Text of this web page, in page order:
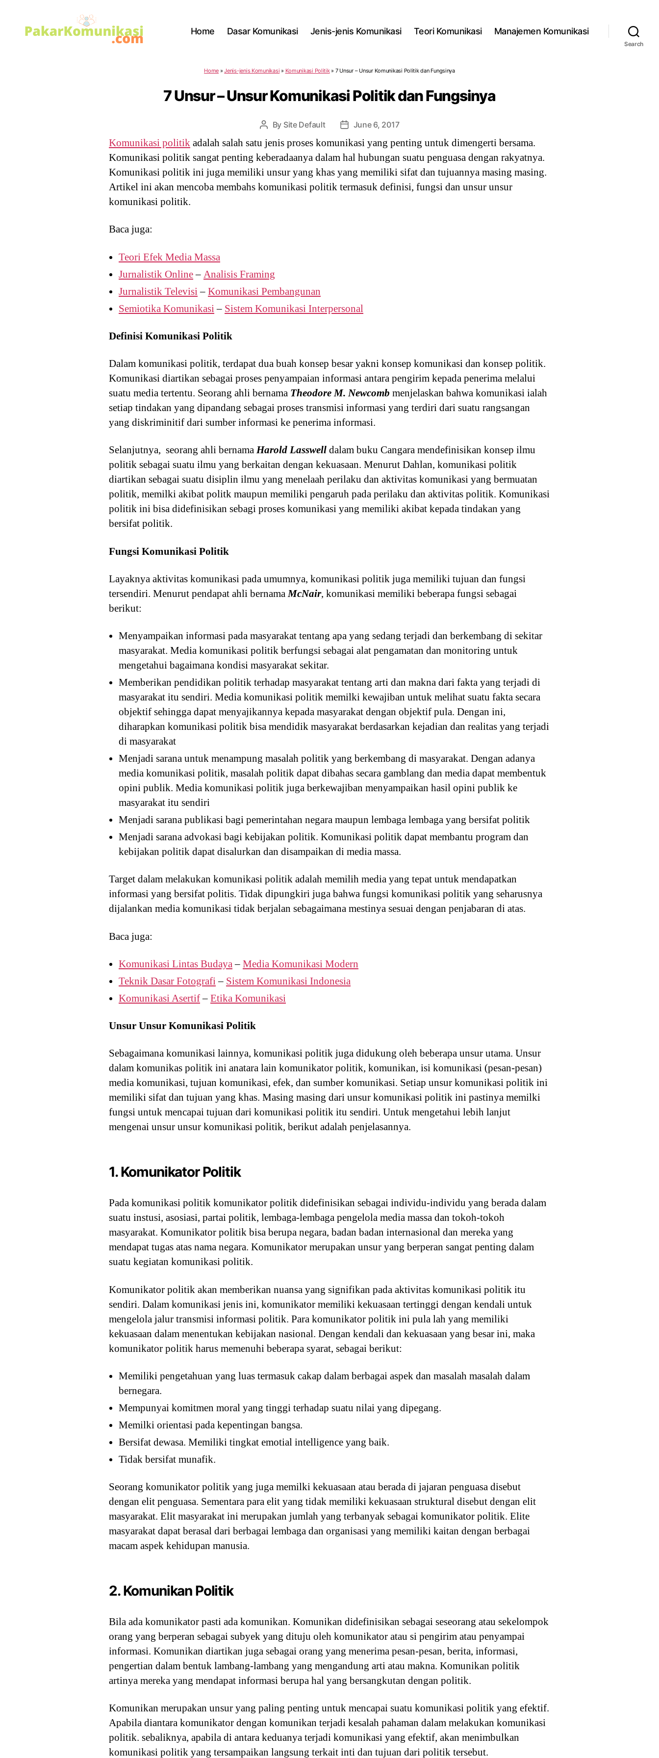
Home Dasar Komunikasi Jenis-jenis Komunikasi Teori Komunikasi Manajemen Komunikasi
Search
Home »Jenis-jenis Komunikasi » Komunikasi Politik» 7 Unsur – Unsur Komunikasi Politik dan Fungsinya
7 Unsur – Unsur Komunikasi Politik dan Fungsinya
Post
author
By Site Default
Post
date
June 6, 2017
Komunikasi politik adalah salah satu jenis proses komunikasi yang penting untuk dimengerti bersama.
Komunikasi politik sangat penting keberadaanya dalam hal hubungan suatu penguasa dengan rakyatnya.
Komunikasi politik ini juga memiliki unsur yang khas yang memiliki sifat dan tujuannya masing masing.
Artikel ini akan mencoba membahs komunikasi politik termasuk definisi, fungsi dan unsur unsur
komunikasi politik.
Baca juga:
Teori Efek Media Massa
Jurnalistik Online– Analisis Framing
Jurnalistik Televisi – Komunikasi Pembangunan
Semiotika Komunikasi – Sistem Komunikasi Interpersonal
Definisi Komunikasi Politik
Dalam komunikasi politik, terdapat dua buah konsep besar yakni konsep komunikasi dan konsep politik.
Komunikasi diartikan sebagai proses penyampaian informasi antara pengirim kepada penerima melalui
suatu media tertentu. Seorang ahli bernama Theodore M. Newcomb menjelaskan bahwa komunikasi ialah
setiap tindakan yang dipandang sebagai proses transmisi informasi yang terdiri dari suatu rangsangan
yang diskriminitif dari sumber informasi ke penerima informasi.
Selanjutnya, seorang ahli bernama Harold Lasswell dalam buku Cangara mendefinisikan konsep ilmu
politik sebagai suatu ilmu yang berkaitan dengan kekuasaan. Menurut Dahlan, komunikasi politik
diartikan sebagai suatu disiplin ilmu yang menelaah perilaku dan aktivitas komunikasi yang bermuatan
politik, memilki akibat politk maupun memiliki pengaruh pada perilaku dan aktivitas politik. Komunikasi
politik ini bisa didefinisikan sebagi proses komunikasi yang memiliki akibat kepada tindakan yang
bersifat politik.
Fungsi Komunikasi Politik
Layaknya aktivitas komunikasi pada umumnya, komunikasi politik juga memiliki tujuan dan fungsi
tersendiri. Menurut pendapat ahli bernama McNair, komunikasi memiliki beberapa fungsi sebagai
berikut:
Menyampaikan informasi pada masyarakat tentang apa yang sedang terjadi dan berkembang di sekitar
masyarakat. Media komunikasi politik berfungsi sebagai alat pengamatan dan monitoring untuk
mengetahui bagaimana kondisi masyarakat sekitar.
Memberikan pendidikan politik terhadap masyarakat tentang arti dan makna dari fakta yang terjadi di
masyarakat itu sendiri. Media komunikasi politik memilki kewajiban untuk melihat suatu fakta secara
objektif sehingga dapat menyajikannya kepada masyarakat dengan objektif pula. Dengan ini,
diharapkan komunikasi politik bisa mendidik masyarakat berdasarkan kejadian dan realitas yang terjadi
di masyarakat
Menjadi sarana untuk menampung masalah politik yang berkembang di masyarakat. Dengan adanya
media komunikasi politik, masalah politik dapat dibahas secara gamblang dan media dapat membentuk
opini publik. Media komunikasi politik juga berkewajiban menyampaikan hasil opini publik ke
masyarakat itu sendiri
Menjadi sarana publikasi bagi pemerintahan negara maupun lembaga lembaga yang bersifat politik
Menjadi sarana advokasi bagi kebijakan politik. Komunikasi politik dapat membantu program dan
kebijakan politik dapat disalurkan dan disampaikan di media massa.
Target dalam melakukan komunikasi politik adalah memilih media yang tepat untuk mendapatkan
informasi yang bersifat politis. Tidak dipungkiri juga bahwa fungsi komunikasi politik yang seharusnya
dijalankan media komunikasi tidak berjalan sebagaimana mestinya sesuai dengan penjabaran di atas.
Baca juga:
Komunikasi Lintas Budaya – Media Komunikasi Modern
Teknik Dasar Fotografi – Sistem Komunikasi Indonesia
Komunikasi Asertif– Etika Komunikasi
Unsur Unsur Komunikasi Politik
Sebagaimana komunikasi lainnya, komunikasi politik juga didukung oleh beberapa unsur utama. Unsur
dalam komunikas politik ini anatara lain komunikator politik, komunikan, isi komunikasi (pesan-pesan)
media komunikasi, tujuan komunikasi, efek, dan sumber komunikasi. Setiap unsur komunikasi politik ini
memiliki sifat dan tujuan yang khas. Masing masing dari unsur komunikasi politik ini pastinya memilki
fungsi untuk mencapai tujuan dari komunikasi politik itu sendiri. Untuk mengetahui lebih lanjut
mengenai unsur unsur komunikasi politik, berikut adalah penjelasannya.
1. Komunikator Politik
Pada komunikasi politik komunikator politik didefinisikan sebagai individu-individu yang berada dalam
suatu instusi, asosiasi, partai politik, lembaga-lembaga pengelola media massa dan tokoh-tokoh
masyarakat. Komunikator politik bisa berupa negara, badan badan internasional dan mereka yang
mendapat tugas atas nama negara. Komunikator merupakan unsur yang berperan sangat penting dalam
suatu kegiatan komunikasi politik.
Komunikator politik akan memberikan nuansa yang signifikan pada aktivitas komunikasi politik itu
sendiri. Dalam komunikasi jenis ini, komunikator memiliki kekuasaan tertinggi dengan kendali untuk
mengelola jalur transmisi informasi politik. Para komunikator politik ini pula lah yang memiliki
kekuasaan dalam menentukan kebijakan nasional. Dengan kendali dan kekuasaan yang besar ini, maka
komunikator politik harus memenuhi beberapa syarat, sebagai berikut:
Memiliki pengetahuan yang luas termasuk cakap dalam berbagai aspek dan masalah masalah dalam
bernegara.
Mempunyai komitmen moral yang tinggi terhadap suatu nilai yang dipegang.
Memilki orientasi pada kepentingan bangsa.
Bersifat dewasa. Memiliki tingkat emotial intelligence yang baik.
Tidak bersifat munafik.
Seorang komunikator politik yang juga memilki kekuasaan atau berada di jajaran penguasa disebut
dengan elit penguasa. Sementara para elit yang tidak memiliki kekuasaan struktural disebut dengan elit
masyarakat. Elit masyarakat ini merupakan jumlah yang terbanyak sebagai komunikator politik. Elite
masyarakat dapat berasal dari berbagai lembaga dan organisasi yang memiliki kaitan dengan berbagai
macam aspek kehidupan manusia.
2. Komunikan Politik
Bila ada komunikator pasti ada komunikan. Komunikan didefinisikan sebagai seseorang atau sekelompok
orang yang berperan sebagai subyek yang dituju oleh komunikator atau si pengirim atau penyampai
informasi. Komunikan diartikan juga sebagai orang yang menerima pesan-pesan, berita, informasi,
pengertian dalam bentuk lambang-lambang yang mengandung arti atau makna. Komunikan politik
artinya mereka yang mendapat informasi berupa hal yang bersangkutan dengan politik.
Komunikan merupakan unsur yang paling penting untuk mencapai suatu komunikasi politik yang efektif.
Apabila diantara komunikator dengan komunikan terjadi kesalah pahaman dalam melakukan komunikasi
politik. sebaliknya, apabila di antara keduanya terjadi komunikasi yang efektif, akan menimbulkan
komunikasi politik yang tersampaikan langsung terkait inti dan tujuan dari politik tersebut.